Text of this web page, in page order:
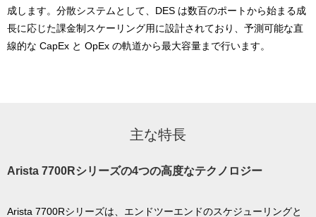
成します。分散システムとして、DES は数百のポートから始まる成
長に応じた課金制スケーリング用に設計されており、予測可能な直
線的な CapEx と OpEx の軌道から最大容量まで行います。
主な特長
Arista 7700Rシリーズの4つの高度なテクノロジー
Arista 7700Rシリーズは、エンドツーエンドのスケジューリングと